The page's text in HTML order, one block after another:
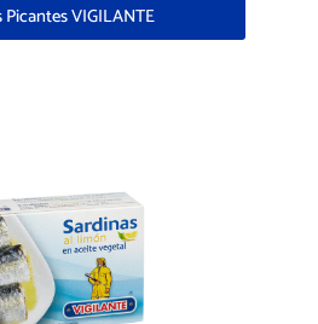
Picantes VIGILANTE